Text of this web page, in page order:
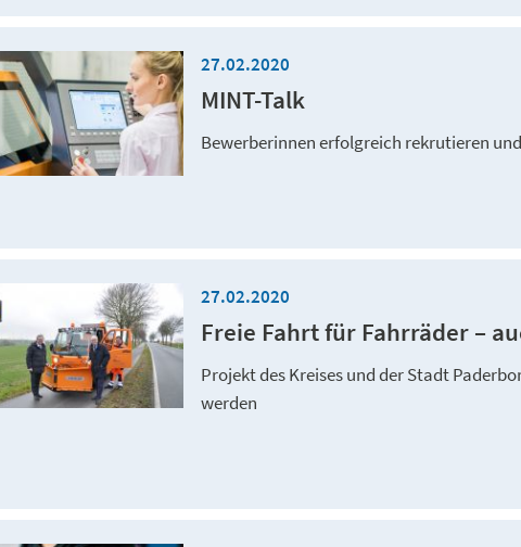
27.02.2020
MINT-Talk
Bewerberinnen erfolgreich rekrutieren
27.02.2020
Freie Fahrt für Fahrräder –
Projekt des Kreises und der Stadt
werden